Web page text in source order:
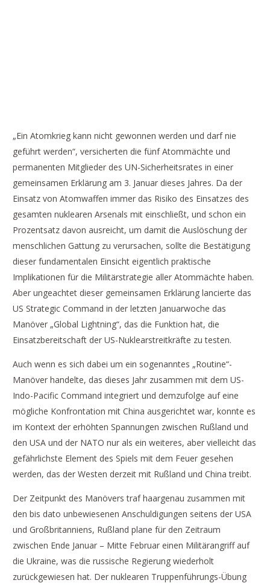
„Ein Atomkrieg kann nicht gewonnen werden und darf nie
geführt werden“, versicherten die fünf Atommächte und
permanenten Mitglieder des UN-Sicherheitsrates in einer
gemeinsamen Erklärung am 3. Januar dieses Jahres. Da der
Einsatz von Atomwaffen immer das Risiko des Einsatzes des
gesamten nuklearen Arsenals mit einschließt, und schon ein
Prozentsatz davon ausreicht, um damit die Auslöschung der
menschlichen Gattung zu verursachen, sollte die Bestätigung
dieser fundamentalen Einsicht eigentlich praktische
Implikationen für die Militärstrategie aller Atommächte haben.
Aber ungeachtet dieser gemeinsamen Erklärung lancierte das
US Strategic Command in der letzten Januarwoche das
Manöver „Global Lightning“, das die Funktion hat, die
Einsatzbereitschaft der US-Nuklearstreitkräfte zu testen.
Auch wenn es sich dabei um ein sogenanntes „Routine“-
Manöver handelte, das dieses Jahr zusammen mit dem US-
Indo-Pacific Command integriert und demzufolge auf eine
mögliche Konfrontation mit China ausgerichtet war, konnte es
im Kontext der erhöhten Spannungen zwischen Rußland und
den USA und der NATO nur als ein weiteres, aber vielleicht das
gefährlichste Element des Spiels mit dem Feuer gesehen
werden, das der Westen derzeit mit Rußland und China treibt.
Der Zeitpunkt des Manövers traf haargenau zusammen mit
den bis dato unbewiesenen Anschuldigungen seitens der USA
und Großbritanniens, Rußland plane für den Zeitraum
zwischen Ende Januar – Mitte Februar einen Militärangriff auf
die Ukraine, was die russische Regierung wiederholt
zurückgewiesen hat. Der nuklearen Truppenführungs-Übung